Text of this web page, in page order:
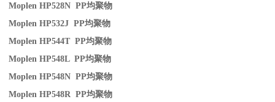
Moplen HP528N PP均聚物
Moplen HP532J PP均聚物
Moplen HP544T PP均聚物
Moplen HP548L PP均聚物
Moplen HP548N PP均聚物
Moplen HP548R PP均聚物